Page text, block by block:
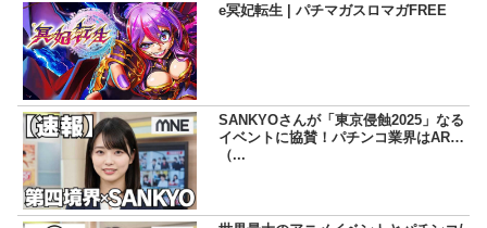
e冥妃転生 | パチマガスロマガFREE
SANKYOさんが「東京侵蝕2025」なる
イベントに協賛！パチンコ業界はARG
（...